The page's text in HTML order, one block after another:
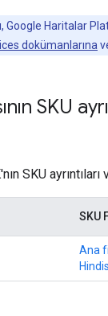
Google Haritalar
dokümanlarına
SKU
SKU
SKU
Ana